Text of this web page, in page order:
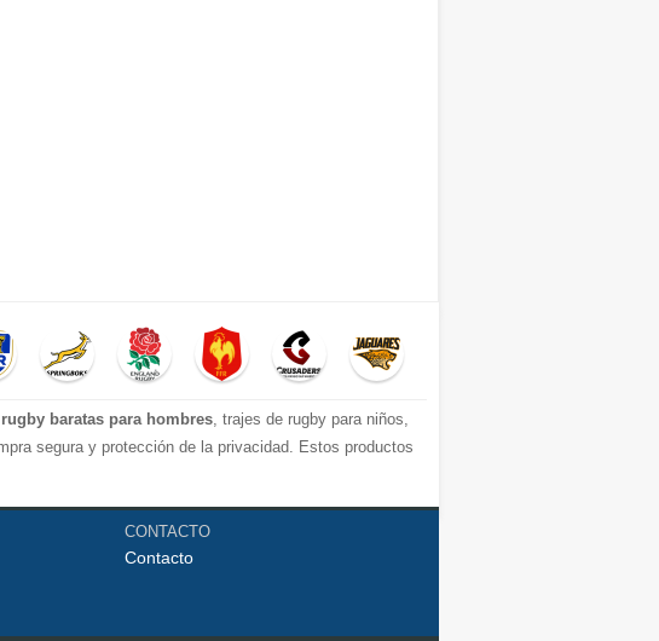
baratas para hombres, trajes de rugby para niños,
segura y protección de la privacidad. Estos productos
tu equipo y jugador favorito. ¡Envío rápido! Corto tiempo
Satisfacer las necesidades de cada cliente.
CONTACTO
Contacto